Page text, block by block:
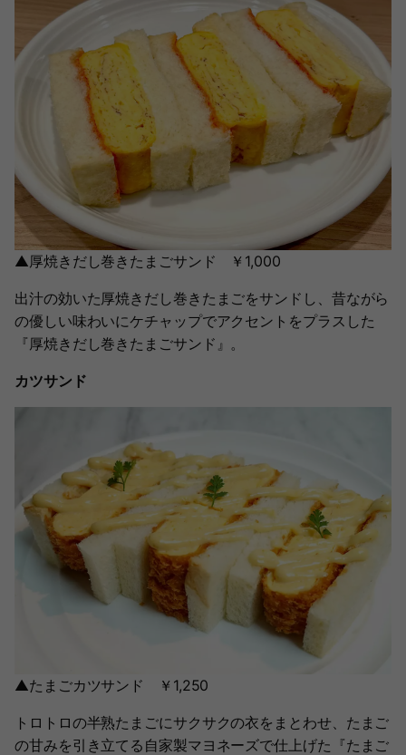
▲厚焼きだし巻きたまごサンド ￥1,000
出汁の効いた厚焼きだし巻きたまごをサンドし、昔ながら
の優しい味わいにケチャップでアクセントをプラスした
『厚焼きだし巻きたまごサンド』。
カツサンド
▲たまごカツサンド ￥1,250
トロトロの半熟たまごにサクサクの衣をまとわせ、たまご
の甘みを引き立てる自家製マヨネーズで仕上げた『たまご